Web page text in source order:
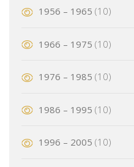
1956 – 1965 (10)
1966 – 1975 (10)
1976 – 1985 (10)
1986 – 1995 (10)
1996 – 2005 (10)